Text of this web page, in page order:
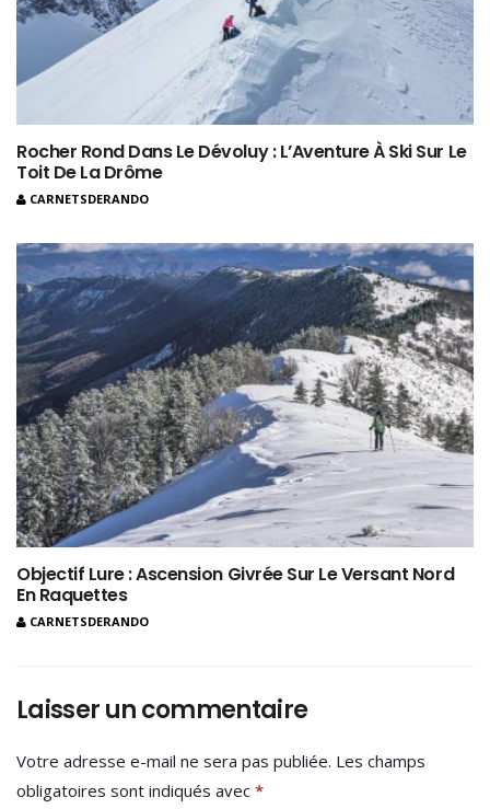
Rocher Rond Dans Le Dévoluy : L’Aventure À Ski Sur Le
Toit De La Drôme
CARNETSDERANDO
Objectif Lure : Ascension Givrée Sur Le Versant Nord
En Raquettes
CARNETSDERANDO
Laisser un commentaire
Votre adresse e-mail ne sera pas publiée. Les champs
obligatoires sont indiqués avec *